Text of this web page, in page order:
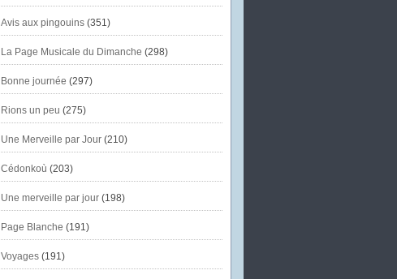
Avis aux pingouins(351)
La Page Musicale du Dimanche (298)
Bonne journée (297)
Rions un peu (275)
Une Merveille par Jour(210)
Cédonkoù (203)
Une merveille par jour(198)
Page Blanche (191)
Voyages(191)